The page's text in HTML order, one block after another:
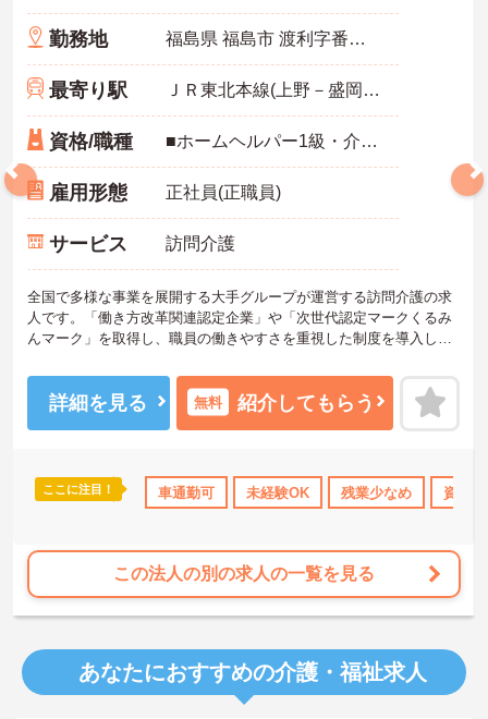
資格取得サポート 研修制度あり 産休･育休･介護休暇取得実
勤務地 福島県 福島市 渡利字番匠3-1 ポモドーリーＡ棟102号室
最寄り駅 ＪＲ東北本線(上野－盛岡)「福島(福島)駅」バス・車10分
資格/職種 ■ホームヘルパー1級・介護職員実務者研修修了者必須・介護職員基礎研修修了者士 いずれか必須 ■普通自動車免許必須（ＡＴ限定可） ■経験1年以上必須 ■必要なＰＣスキル：入力程度
雇用形態 正社員(正職員)
サービス 訪問介護
全国で多様な事業を展開する大手グループが運営する訪問介護の求
人です。「働き方改革関連認定企業」や「次世代認定マークくるみ
んマーク」を取得し、職員の働きやすさを重視した制度を導入して
視点でキャリアを築くことが可能です。また、時間帯別の加算手当
や勤続年数に応じた手当が用意されており、日々の業務や継続した
勤務が収入に直結する仕組みがあります。月平均の残業時間は10時
環境が整っています。
す】
・定年65歳に加え、状況に応じた再雇用制度により上限85歳まで働
り、年齢を重ねても無理なく続けられる環境です。
【大手法人の安定基盤のもとで、収入アップを目指せる環境です】
・所持資格に応じた手当や、早朝・夜間帯の勤務に対する加算手当
詳細を見る 無料 紹介してもらう
ここに注目！ 車通勤可 未経験OK 残業少なめ 資格
この法人の別の求人の一覧を見る
あなたにおすすめの介護・福祉求人